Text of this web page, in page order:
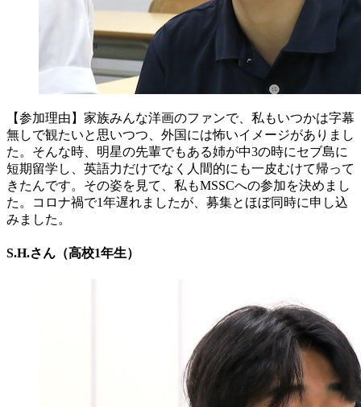
【参加理由】家族みんな洋画のファンで、私もいつかは字幕
無しで観たいと思いつつ、外国には怖いイメージがありまし
た。そんな時、明星の先輩でもある姉が中3の時にセブ島に
短期留学し、英語力だけでなく人間的にも一皮むけて帰って
きたんです。その姿を見て、私もMSSCへの参加を決めまし
た。コロナ禍で1年遅れましたが、募集とほぼ同時に申し込
みました。
S.H.さん（高校1年生）